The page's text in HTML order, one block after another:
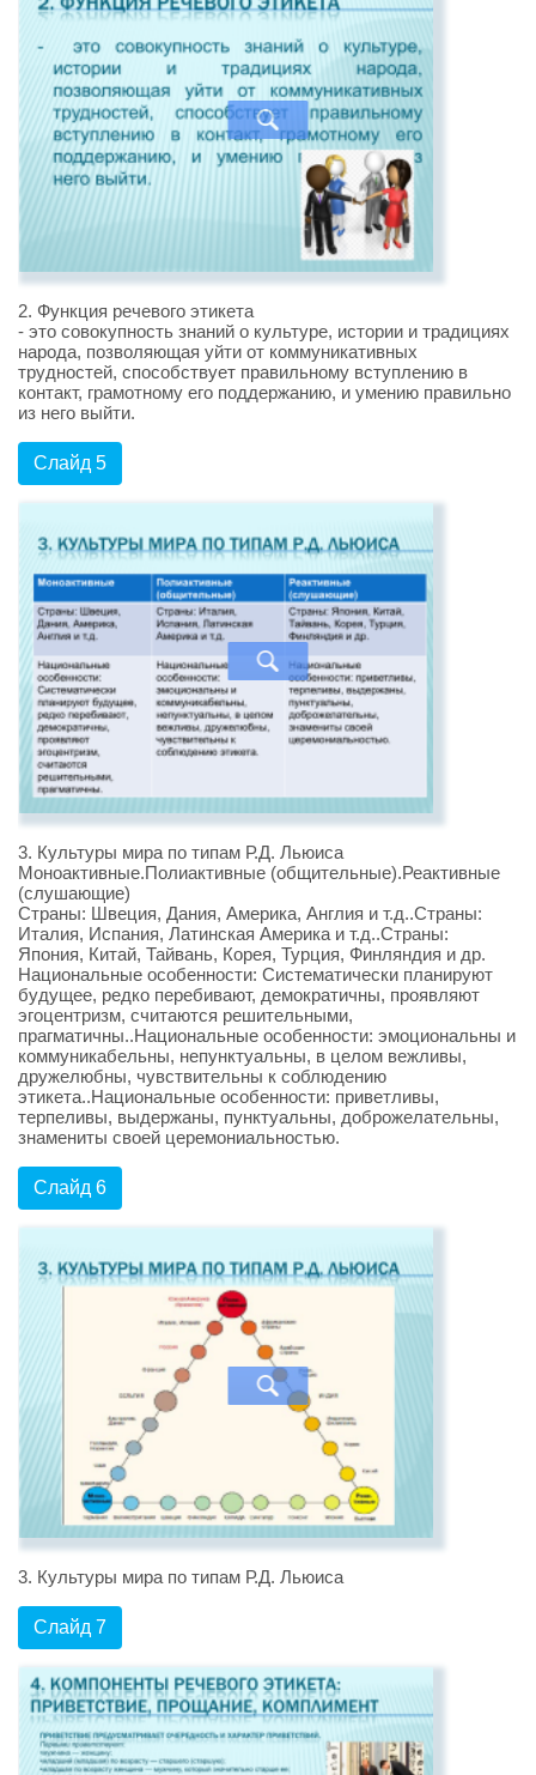
2. Функция речевого этикета
- это совокупность знаний о культуре, истории и традициях
народа, позволяющая уйти от коммуникативных
трудностей, способствует правильному вступлению в
контакт, грамотному его поддержанию, и умению правильно
из него выйти.
Слайд 5
3. Культуры мира по типам Р.Д. Льюиса
Моноактивные.Полиактивные (общительные).Реактивные
(слушающие)
Страны: Швеция, Дания, Америка, Англия и т.д..Страны:
Италия, Испания, Латинская Америка и т.д..Страны:
Япония, Китай, Тайвань, Корея, Турция, Финляндия и др.
Национальные особенности: Систематически планируют
будущее, редко перебивают, демократичны, проявляют
эгоцентризм, считаются решительными,
прагматичны..Национальные особенности: эмоциональны и
коммуникабельны, непунктуальны, в целом вежливы,
дружелюбны, чувствительны к соблюдению
этикета..Национальные особенности: приветливы,
терпеливы, выдержаны, пунктуальны, доброжелательны,
знамениты своей церемониальностью.
Слайд 6
3. Культуры мира по типам Р.Д. Льюиса
Слайд 7